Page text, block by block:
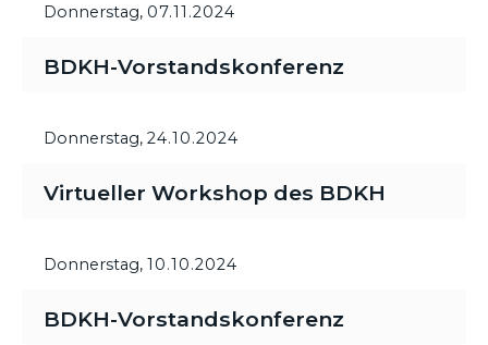
Donnerstag, 07.11.2024
BDKH-Vorstandskonferenz
Donnerstag, 24.10.2024
Virtueller Workshop des BDKH
Donnerstag, 10.10.2024
BDKH-Vorstandskonferenz